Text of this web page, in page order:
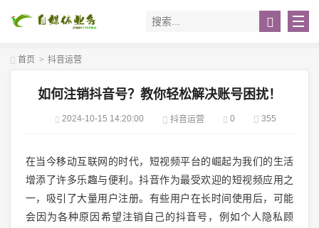
首页 > 抖音运营
如何注销抖音号？教你轻松解决账号困扰！
2024-10-15 14:20:00 抖音运营 0 355
在当今移动互联网的时代，短视频平台的崛起为我们的生活
增添了许多乐趣与便利。抖音作为最受欢迎的短视频应用之
一，吸引了大量用户注册。有些用户在长时间使用后，可能
会因为各种原因希望注销自己的抖音号，例如个人隐私顾